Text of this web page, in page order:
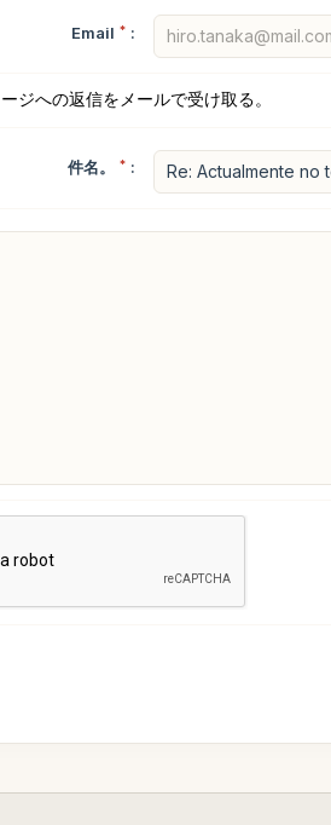
Email * :
ジへの返信をメールで受け取る。
件名。 * :